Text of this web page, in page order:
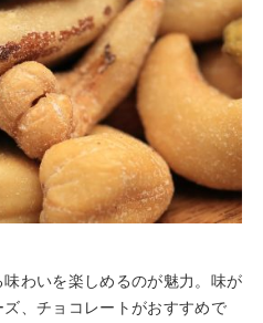
わいを楽しめるのが魅力。味が
、チョコレートがおすすめで